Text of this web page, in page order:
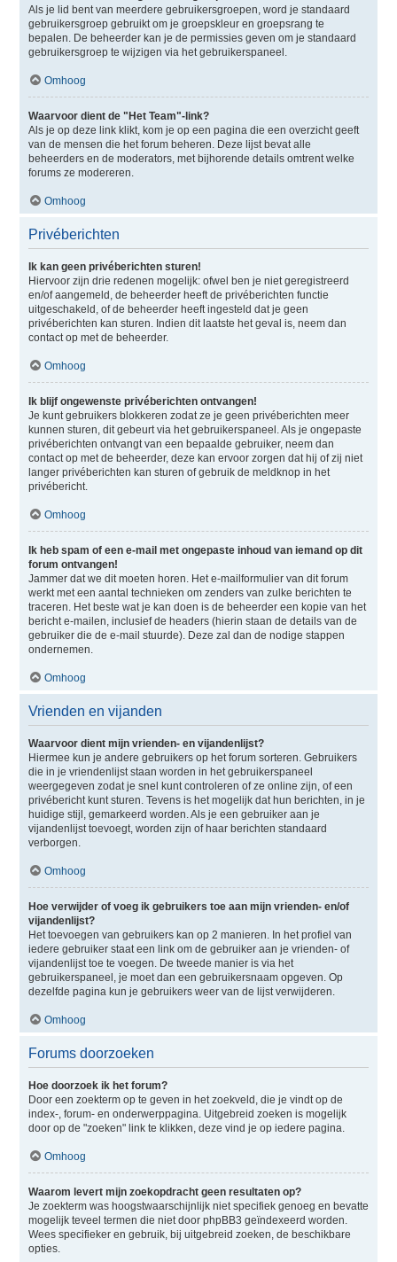
Als je lid bent van meerdere gebruikersgroepen, word je standaard
gebruikersgroep gebruikt om je groepskleur en groepsrang te
bepalen. De beheerder kan je de permissies geven om je standaard
gebruikersgroep te wijzigen via het gebruikerspaneel.
Omhoog
Waarvoor dient de "Het Team"-link?
Als je op deze link klikt, kom je op een pagina die een overzicht geeft
van de mensen die het forum beheren. Deze lijst bevat alle
beheerders en de moderators, met bijhorende details omtrent welke
forums ze modereren.
Omhoog
Privéberichten
Ik kan geen privéberichten sturen!
Hiervoor zijn drie redenen mogelijk: ofwel ben je niet geregistreerd
en/of aangemeld, de beheerder heeft de privéberichten functie
uitgeschakeld, of de beheerder heeft ingesteld dat je geen
privéberichten kan sturen. Indien dit laatste het geval is, neem dan
contact op met de beheerder.
Omhoog
Ik blijf ongewenste privéberichten ontvangen!
Je kunt gebruikers blokkeren zodat ze je geen privéberichten meer
kunnen sturen, dit gebeurt via het gebruikerspaneel. Als je ongepaste
privéberichten ontvangt van een bepaalde gebruiker, neem dan
contact op met de beheerder, deze kan ervoor zorgen dat hij of zij niet
langer privéberichten kan sturen of gebruik de meldknop in het
privébericht.
Omhoog
Ik heb spam of een e-mail met ongepaste inhoud van iemand op dit
forum ontvangen!
Jammer dat we dit moeten horen. Het e-mailformulier van dit forum
werkt met een aantal technieken om zenders van zulke berichten te
traceren. Het beste wat je kan doen is de beheerder een kopie van het
bericht e-mailen, inclusief de headers (hierin staan de details van de
gebruiker die de e-mail stuurde). Deze zal dan de nodige stappen
ondernemen.
Omhoog
Vrienden en vijanden
Waarvoor dient mijn vrienden- en vijandenlijst?
Hiermee kun je andere gebruikers op het forum sorteren. Gebruikers
die in je vriendenlijst staan worden in het gebruikerspaneel
weergegeven zodat je snel kunt controleren of ze online zijn, of een
privébericht kunt sturen. Tevens is het mogelijk dat hun berichten, in je
huidige stijl, gemarkeerd worden. Als je een gebruiker aan je
vijandenlijst toevoegt, worden zijn of haar berichten standaard
verborgen.
Omhoog
Hoe verwijder of voeg ik gebruikers toe aan mijn vrienden- en/of
vijandenlijst?
Het toevoegen van gebruikers kan op 2 manieren. In het profiel van
iedere gebruiker staat een link om de gebruiker aan je vrienden- of
vijandenlijst toe te voegen. De tweede manier is via het
gebruikerspaneel, je moet dan een gebruikersnaam opgeven. Op
dezelfde pagina kun je gebruikers weer van de lijst verwijderen.
Omhoog
Forums doorzoeken
Hoe doorzoek ik het forum?
Door een zoekterm op te geven in het zoekveld, die je vindt op de
index-, forum- en onderwerppagina. Uitgebreid zoeken is mogelijk
door op de "zoeken" link te klikken, deze vind je op iedere pagina.
Omhoog
Waarom levert mijn zoekopdracht geen resultaten op?
Je zoekterm was hoogstwaarschijnlijk niet specifiek genoeg en bevatte
mogelijk teveel termen die niet door phpBB3 geïndexeerd worden.
Wees specifieker en gebruik, bij uitgebreid zoeken, de beschikbare
opties.